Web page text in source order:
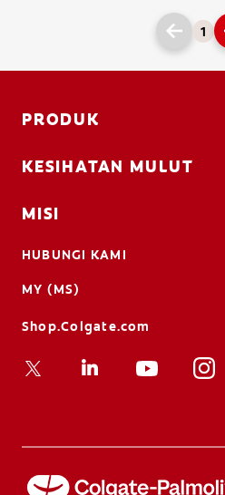
1
PRODUK
KESIHATAN MULUT
MISI
HUBUNGI KAMI
MY (MS)
Shop.Colgate.com